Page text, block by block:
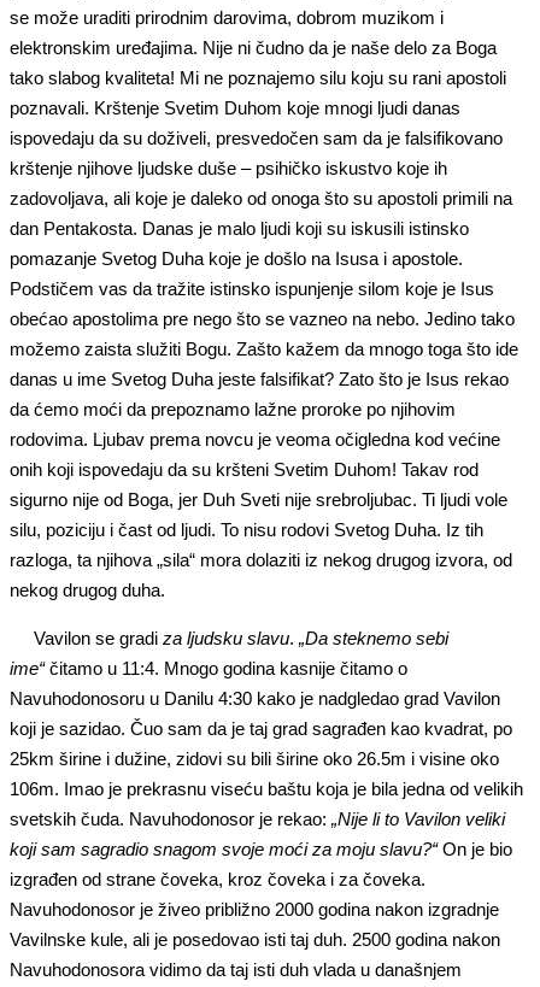
se može uraditi prirodnim darovima, dobrom muzikom i
elektronskim uređajima. Nije ni čudno da je naše delo za Boga
tako slabog kvaliteta! Mi ne poznajemo silu koju su rani apostoli
poznavali. Krštenje Svetim Duhom koje mnogi ljudi danas
ispovedaju da su doživeli, presvedočen sam da je falsifikovano
krštenje njihove ljudske duše – psihičko iskustvo koje ih
zadovoljava, ali koje je daleko od onoga što su apostoli primili na
dan Pentakosta. Danas je malo ljudi koji su iskusili istinsko
pomazanje Svetog Duha koje je došlo na Isusa i apostole.
Podstičem vas da tražite istinsko ispunjenje silom koje je Isus
obećao apostolima pre nego što se vazneo na nebo. Jedino tako
možemo zaista služiti Bogu. Zašto kažem da mnogo toga što ide
danas u ime Svetog Duha jeste falsifikat? Zato što je Isus rekao
da ćemo moći da prepoznamo lažne proroke po njihovim
rodovima. Ljubav prema novcu je veoma očigledna kod većine
onih koji ispovedaju da su kršteni Svetim Duhom! Takav rod
sigurno nije od Boga, jer Duh Sveti nije srebroljubac. Ti ljudi vole
silu, poziciju i čast od ljudi. To nisu rodovi Svetog Duha. Iz tih
razloga, ta njihova „sila“ mora dolaziti iz nekog drugog izvora, od
nekog drugog duha.
Vavilon se gradi za ljudsku slavu. „Da steknemo sebi
ime“čitamo u 11:4. Mnogo godina kasnije čitamo o
Navuhodonosoru u Danilu 4:30 kako je nadgledao grad Vavilon
koji je sazidao. Čuo sam da je taj grad sagrađen kao kvadrat, po
25km širine i dužine, zidovi su bili širine oko 26.5m i visine oko
106m. Imao je prekrasnu viseću baštu koja je bila jedna od velikih
svetskih čuda. Navuhodonosor je rekao: „Nije li to Vavilon veliki
koji sam sagradio snagom svoje moći za moju slavu?“On je bio
izgrađen od strane čoveka, kroz čoveka i za čoveka.
Navuhodonosor je živeo približno 2000 godina nakon izgradnje
Vavilnske kule, ali je posedovao isti taj duh. 2500 godina nakon
Navuhodonosora vidimo da taj isti duh vlada u današnjem